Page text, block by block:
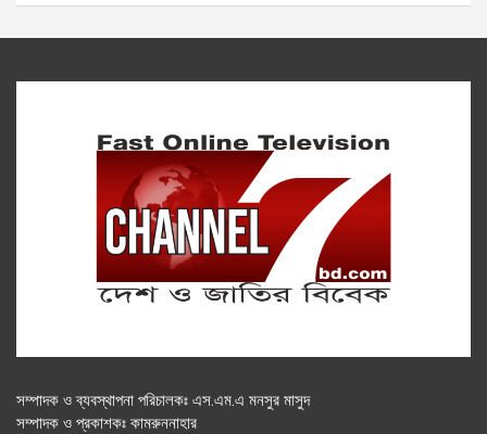
সম্পাদক ও ব্যবস্থাপনা পরিচালকঃ এস.এম.এ মনসুর মাসুদ
সম্পাদক ও প্রকাশকঃ কামরুননাহার